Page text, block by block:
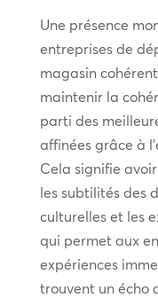
Une présence
entreprises de
magasin
maintenir la
parti des
affinées grâce à
Cela signifie
les subtilités des
culturelles et les
qui permet aux
expériences
trouvent un écho